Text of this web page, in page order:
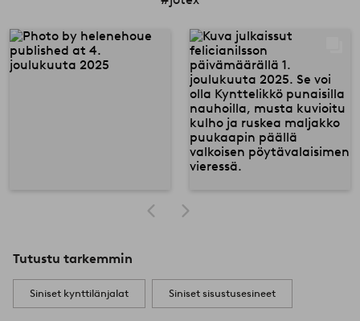
Tutustu tarkemmin
Siniset kynttilänjalat Siniset sisustusesineet